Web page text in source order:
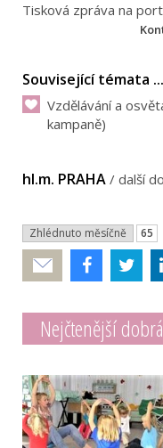
Tisková zpráva na
Související témata ...
Vzdělávání a
kampaně)
hl.m. PRAHA / další
Zhlédnuto měsíčně 65
Poslat
Nejčtenější